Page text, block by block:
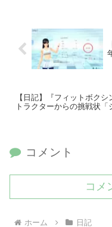
【日記】『フィットボクシ
トラクターからの挑戦状「
コメント
コメ
ホーム 日記